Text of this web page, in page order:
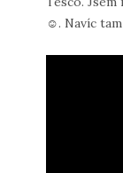
☺. Navíc